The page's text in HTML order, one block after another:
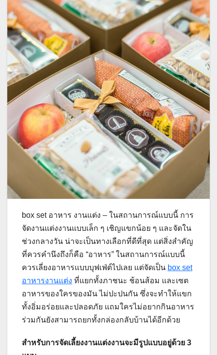
box set อาหาร งานแต่ง – ในสถานการณ์แบบนี้ การ
จัดงานแต่งงานแบบเล็ก ๆ เชิญแขกน้อย ๆ และจัดใน
ช่วงกลางวัน น่าจะเป็นทางเลือกที่ดีที่สุด แต่สิ่งสำคัญ
ที่ควรคำนึงถึงก็คือ “อาหาร” ในสถานการณ์แบบนี้
ควรเลี่ยงอาหารแบบบุฟเฟ่ต์ไปเลย แต่จัดเป็น box set
อาหารงานแต่ง ที่แยกทั้งภาชนะ ช้อนส้อม และเซต
อาหารของใครของมัน ไม่ปะปนกัน ซึ่งจะทำให้แขก
ทั้งอิ่มอร่อยและปลอดภัย แถมใครไม่อยากกินอาหาร
ร่วมกันยังสามารถยกทั้งกล่องกลับบ้านได้อีกด้วย
สำหรับการจัดเลี้ยงงานแต่งงานจะมีรูปแบบอยู่ด้วย 3